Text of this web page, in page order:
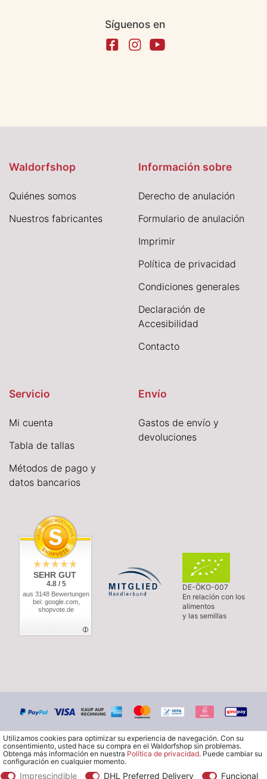
Síguenos en
Waldorfshop
Quiénes somos
Nuestros fabricantes
Información sobre
Derecho de anulación
Formulario de anulación
Imprimir
Política de privacidad
Condiciones generales
Declaración de
Accesibilidad
Contacto
Servicio
Mi cuenta
Tabla de tallas
Métodos de pago y
datos bancarios
Envío
Gastos de envío y
devoluciones
SEHR GUT
4.8 / 5
aus 3148 Bewertungen
bei: google.com,
shopvote.de
DE-ÖKO-007
En relación con los
alimentos
y las semillas
Utilizamos cookies para optimizar su experiencia de navegación. Con su
consentimiento, usted hace su compra en el Waldorfshop sin problemas.
Obtenga más información en nuestra Política de privacidad. Puede cambiar su
configuración en cualquier momento.
Imprescindible DHL Preferred Delivery Funcional